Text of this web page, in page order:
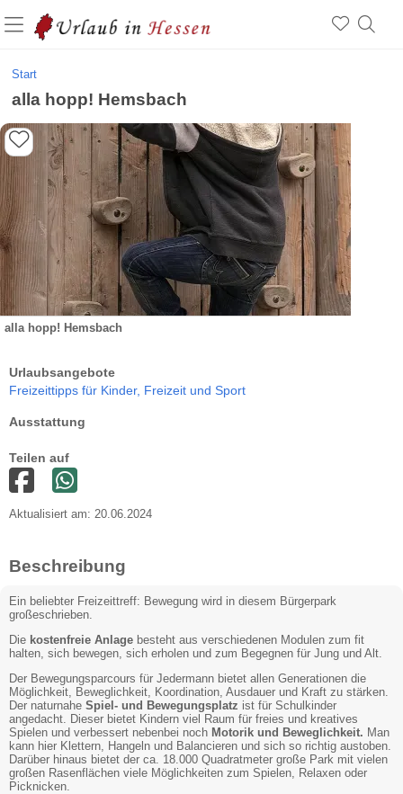
Start
alla hopp! Hemsbach
alla hopp! Hemsbach
Urlaubsangebote
Freizeittipps für Kinder, Freizeit und Sport
Ausstattung
Teilen auf
Aktualisiert am: 20.06.2024
Beschreibung
Ein beliebter Freizeittreff: Bewegung wird in diesem Bürgerpark
großeschrieben.
Die kostenfreie Anlage besteht aus verschiedenen Modulen zum fit
halten, sich bewegen, sich erholen und zum Begegnen für Jung und Alt.
Der Bewegungsparcours für Jedermann bietet allen Generationen die
Möglichkeit, Beweglichkeit, Koordination, Ausdauer und Kraft zu stärken.
Der naturnahe Spiel- und Bewegungsplatz ist für Schulkinder
angedacht. Dieser bietet Kindern viel Raum für freies und kreatives
Spielen und verbessert nebenbei noch Motorik und Beweglichkeit. Man
kann hier Klettern, Hangeln und Balancieren und sich so richtig austoben.
Darüber hinaus bietet der ca. 18.000 Quadratmeter große Park mit vielen
großen Rasenflächen viele Möglichkeiten zum Spielen, Relaxen oder
Picknicken.